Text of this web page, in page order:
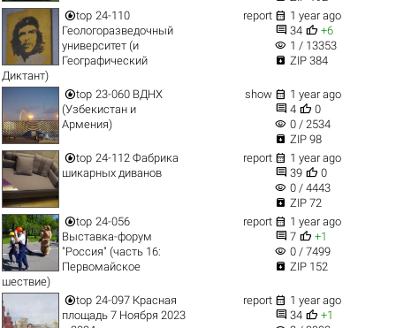
top 24-110
Геологоразведочный
университет (и
Географический
Диктант)
report  1 year ago
 34  +6
visibility 1 / 13353
 ZIP 384
top 23-060 ВДНХ
(Узбекистан и
Армения)
show  1 year ago
 4  0
visibility 0 / 2534
 ZIP 98
top 24-112 Фабрика
шикарных диванов
report  1 year ago
 39  0
visibility 0 / 4443
 ZIP 72
top 24-056
Выставка-форум
"Россия" (часть 16:
Первомайское
шествие)
report  1 year ago
 7  +1
visibility 0 / 7499
 ZIP 152
top 24-097 Красная
площадь 7 Ноября 2023
report  1 year ago
 34  +1